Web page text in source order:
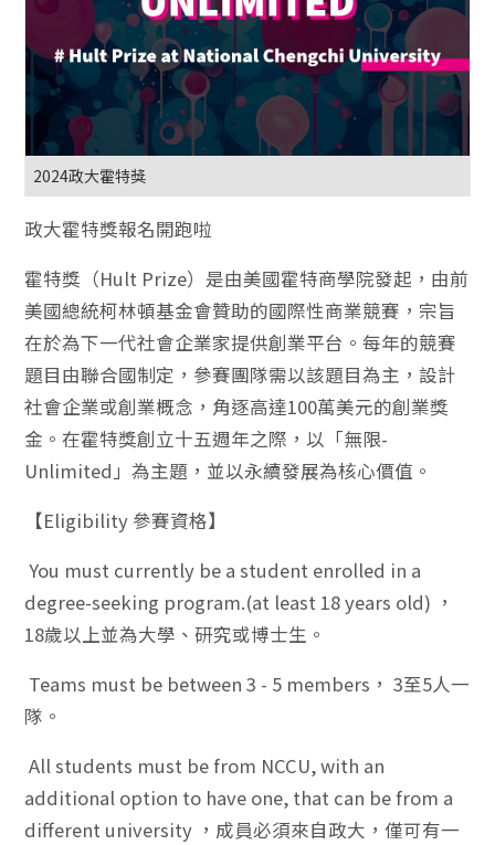
2024政大霍特獎
政大霍特獎報名開跑啦
霍特獎（Hult Prize）是由美國霍特商學院發起，由前
美國總統柯林頓基金會贊助的國際性商業競賽，宗旨
在於為下一代社會企業家提供創業平台。每年的競賽
題目由聯合國制定，參賽團隊需以該題目為主，設計
社會企業或創業概念，角逐高達100萬美元的創業獎
金。在霍特獎創立十五週年之際，以「無限-
Unlimited」為主題，並以永續發展為核心價值。
【Eligibility 參賽資格】
You must currently be a student enrolled in a
degree-seeking program.(at least 18 years old) ，
18歲以上並為大學、研究或博士生。
Teams must be between 3 - 5 members， 3至5人一
隊。
All students must be from NCCU, with an
additional option to have one, that can be from a
different university ，成員必須來自政大，僅可有一